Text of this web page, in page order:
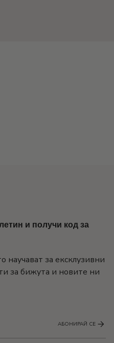
и получи код за
научават за ексклузивни
за бижута и новите ни
АБОНИРАЙ СЕ